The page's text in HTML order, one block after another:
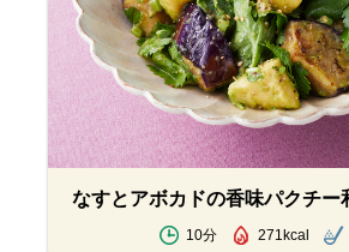
なすとアボカドの香味パクチー
10分 271kcal